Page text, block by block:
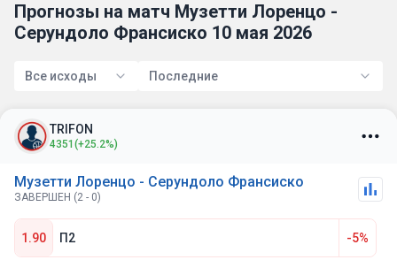
Прогнозы на матч Музетти Лоренцо -
Серундоло Франсиско 10 мая 2026
Все исходы Последние
TRIFON
4351 (+25.2%)
Музетти Лоренцо - Серундоло Франсиско
ЗАВЕРШЕН (2 - 0)
1.90 П2 -5%